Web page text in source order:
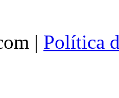
| Política